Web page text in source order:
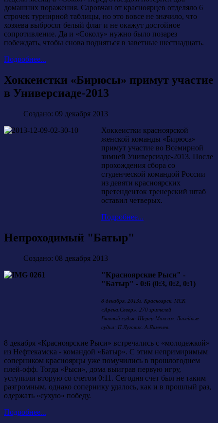
домашних поражения. Саровчан от красноярцев отделяло 6
строчек турнирной таблицы, но это вовсе не значило, что
хозяева выбросят белый флаг и не окажут достойное
сопротивление. Да и «Соколу» нужно было позарез
побеждать, чтобы снова подняться в заветные шестнадцать.
Подробнее...
Хоккеистки «Бирюсы» примут участие
в Универсиаде-2013
Создано: 09 декабря 2013
Хоккеистки красноярской
женской команды «Бирюса»
примут участие во Всемирной
зимней Универсиаде-2013. После
прохождения сбора со
студенческой командой России
из девяти красноярских
претенденток тренерский штаб
оставил четверых.
Подробнее...
Непроходимый "Батыр"
Создано: 08 декабря 2013
"Красноярские Рыси" -
"Батыр" - 0:6 (0:3, 0:2, 0:1)
8 декабря. 2013г. Красноярск. МСК
«Арена.Север». 270 зрителей
Главный судья: Шерер Максим. Линейные
судьи: П.Луговик. А.Ячменев.
8 декабря «Красноярские Рыси» встречались с «молодежкой»
из Нефтекамска - командой «Батыр». С этим непримиримым
соперником красноярцы уже помучились в прошлогоднем
плей-офф. Тогда «Рыси», дома выиграв первую игру,
уступили вторую со счетом 0:11. Сегодня счет был не таким
разгромным, однако сопернику удалось, как и в прошлый раз,
одержать «сухую» победу.
Подробнее...